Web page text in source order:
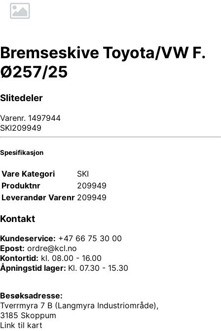
Bremseskive Toyota/VW F.
Ø257/25
Slitedeler
Varenr. 1497944
SKI209949
Spesifikasjon
Vare Kategori
SKI
Produktnr
209949
Leverandør Varenr 209949
Kontakt
Kundeservice: +47 66 75 30 00
Epost: ordre@kcl.no
Kontortid: kl. 08.00 - 16.00
Åpningstid lager: Kl. 07.30 - 15.30
Besøksadresse:
Tverrmyra 7 B (Langmyra Industriområde),
3185 Skoppum
Link til kart